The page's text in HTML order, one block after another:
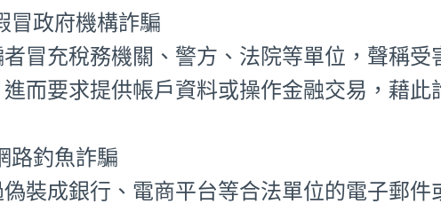
冒政府機構詐騙
冒充稅務機關、警方、法院等單位，聲稱受
而要求提供帳戶資料或操作金融交易，藉此
路釣魚詐騙
裝成銀行、電商平台等合法單位的電子郵件